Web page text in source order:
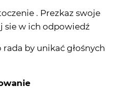
. Prezkaz swoje
sie w ich odpowiedź
by unikać głośnych